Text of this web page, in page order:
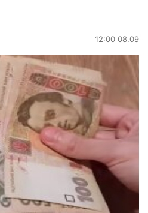
12:00 08.09